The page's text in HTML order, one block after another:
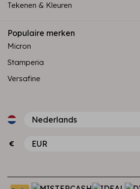
Tekenen & Kleuren
Populaire merken
Micron
Stamperia
Versafine
€